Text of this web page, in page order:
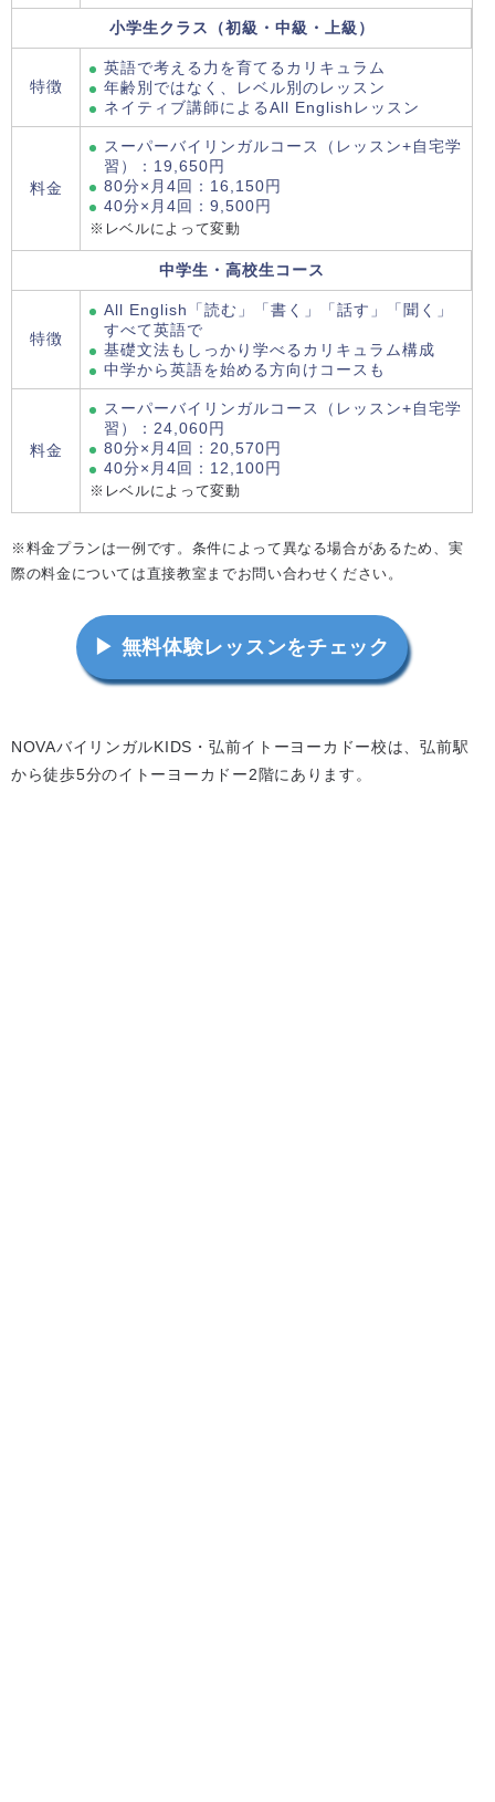
小学生クラス（初級・中級・上級）
特徴
英語で考える力を育てるカリキュラム
年齢別ではなく、レベル別のレッスン
ネイティブ講師によるAll Englishレッスン
料金
スーパーバイリンガルコース（レッスン+自宅学
習）：19,650円
80分×月4回：16,150円
40分×月4回：9,500円
※レベルによって変動
中学生・高校生コース
特徴
All English「読む」「書く」「話す」「聞く」
すべて英語で
基礎文法もしっかり学べるカリキュラム構成
中学から英語を始める方向けコースも
料金
スーパーバイリンガルコース（レッスン+自宅学
習）：24,060円
80分×月4回：20,570円
40分×月4回：12,100円
※レベルによって変動
※料金プランは一例です。条件によって異なる場合があるため、実
際の料金については直接教室までお問い合わせください。
▶ 無料体験レッスンをチェック
NOVAバイリンガルKIDS・弘前イトーヨーカドー校は、弘前駅
から徒歩5分のイトーヨーカドー2階にあります。